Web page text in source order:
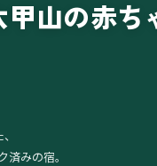
山の赤ち
みの宿。